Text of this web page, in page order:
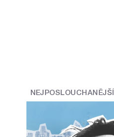
NEJPOSLOUCHANĚJŠÍ